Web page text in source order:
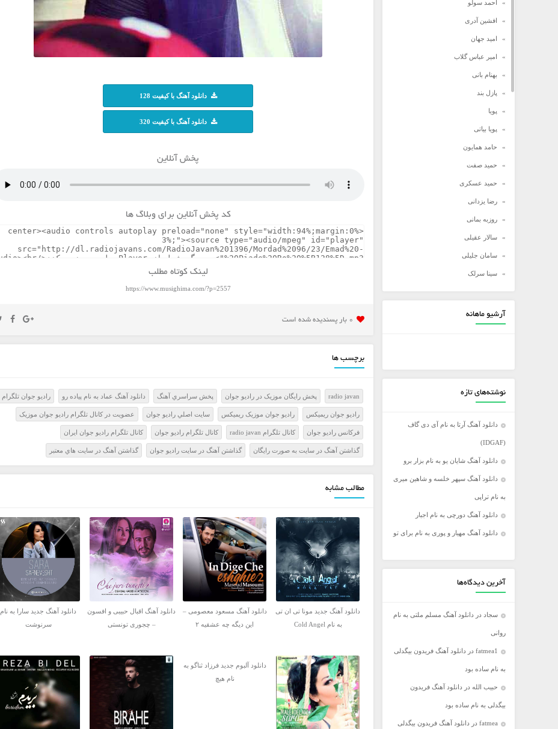
احمد سولو
افشین آدری
امید جهان
امیر عباس گلاب
بهنام بانی
پازل بند
پویا
پویا بیاتی
حامد همایون
حمید صفت
حمید عسکری
رضا یزدانی
روزبه بمانی
سالار عقیلی
سامان جلیلی
سینا سرلک
شادمهر عقیلی
مجید اخشابی
مجید خراطها
محسن چاووشی
محسن یگانه
محمد رضا گلزار
محمد علیزاده
مرتضی اشرفی
مرتضی سرمدی
مهدی جهانی
آرشیو ماهانه
نوشته‌های تازه
دانلود آهنگ آرتا به نام آی دی گاف
(IDGAF)
دانلود آهنگ شایان یو به نام بزار برو
دانلود آهنگ سپهر خلسه و شاهین میری
به نام تراپی
دانلود آهنگ دورچی به نام اجبار
دانلود آهنگ مهیار و پوری به نام برای تو
آخرین دیدگاه‌ها
سجاد در دانلود آهنگ مسلم ملتی به نام
روانی
fatmea1 در دانلود آهنگ فریدون بیگدلی
به نام ساده بود
حبیب الله در دانلود آهنگ فریدون
بیگدلی به نام ساده بود
fatmea در دانلود آهنگ فریدون بیگدلی
دانلود آهنگ با کیفیت 128
دانلود آهنگ با کیفیت 320
پخش آنلاین
کد پخش آنلاین برای وبلاگ ها
لینک کوتاه مطلب
https://www.musighima.com/?p=2557
0 بار پسنديده شده است
برچسب ها
radio javan پخش رايگان موزيک در راديو جوان پخش سراسري آهنگ دانلود آهنگ عماد به نام پیاده رو راديو جوان تلگرام
راديو جوان ريميکس راديو جوان موزيک ريميکس سايت اصلي راديو جوان عضويت در کانال تلگرام راديو جوان موزيک
فرکانس راديو جوان کانال تلگرام radio javan کانال تلگرام راديو جوان کانال تلگرام راديو جوان ايران
گذاشتن آهنگ در سايت به صورت رايگان گذاشتن آهنگ در سايت راديو جوان گذاشتن آهنگ در سايت هاي معتبر
مطالب مشابه
دانلود آهنگ جدید مونا تی ان تی
به نام Cold Angel
دانلود آهنگ مسعود معصومی –
این دیگه چه عشقیه ۲
دانلود آهنگ اقبال حبیبی و افسون
– چجوری تونستی
دانلود آهنگ جدید سارا به نام
سرنوشت
دانلود آلبوم جدید فرزاد ثناگو به
نام هیچ